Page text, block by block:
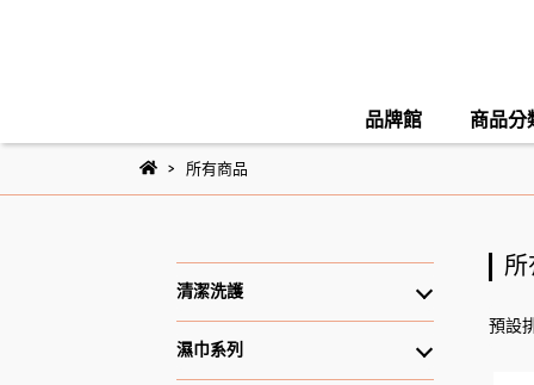
品牌館 商品分
所有商品
清潔洗護
濕巾系列
所
預設